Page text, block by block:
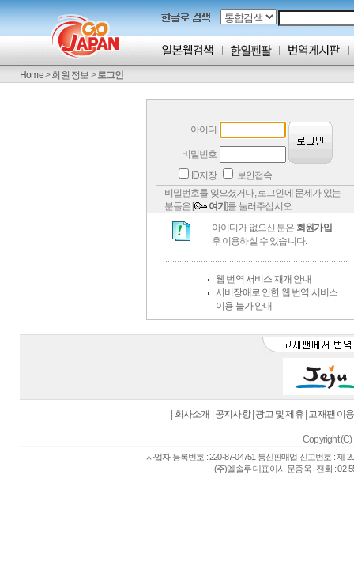
Home>회원 정보 >로그인
아이디
비밀번호
ID저장
보안접속
비밀번호를 잊으셨거나, 로그인에 문제가 있는
분들은 [
여기]를 눌러주십시오.
아이디가 없으신 분은 회원가입
후 이용하실 수 있습니다.
웹 번역 서비스 재개 안내
서버장애로 인한 웹 번역 서비스
이용 불가 안내
회사소개 공지사항| 광고 및 제휴| 고재팬 이
Copyright (C)
사업자 등록번호 : 220-87-04751 통신판매업 신고번호 : 제
(주)엘솔루 대표이사 문종욱 | 전화 : 02-